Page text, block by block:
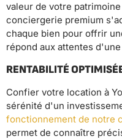
valeur de votre
conciergerie premium
chaque bien pour offrir
répond aux attentes
RENTABILITÉ
Confier votre location à
sérénité d'un
fonctionnement de notre
permet de connaître